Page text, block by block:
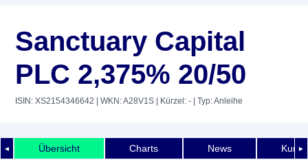
Sanctuary Capital
PLC 2,375% 20/50
ISIN: XS2154346642 | WKN: A28V1S | Kürzel: - | Typ: Anleihe
◄ ►
Übersicht Charts News